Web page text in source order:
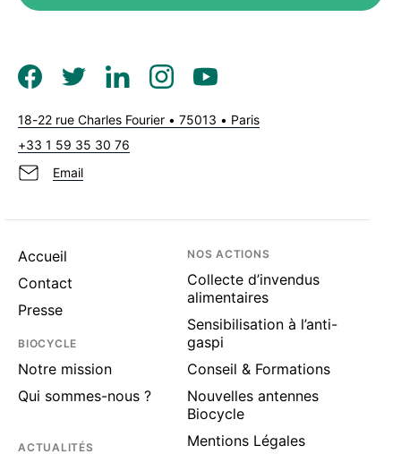
18-22 rue Charles Fourier • 75013 • Paris
+33 1 59 35 30 76
Email
Accueil
Contact
Presse
BIOCYCLE
Notre mission
Qui sommes-nous ?
NOS ACTIONS
Collecte d’invendus
alimentaires
Sensibilisation à l’anti-
gaspi
Conseil & Formations
Nouvelles antennes
Biocycle
ACTUALITÉS Mentions Légales